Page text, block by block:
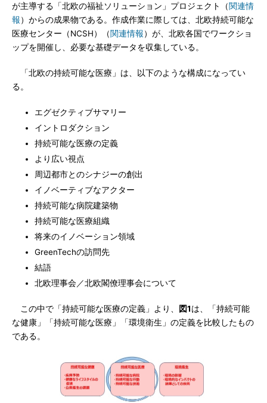
が主導する「北欧の福祉ソリューション」プロジェクト（関連情
報）からの成果物である。作成作業に際しては、北欧持続可能な
医療センター（NCSH）（関連情報）が、北欧各国でワークショ
ップを開催し、必要な基礎データを収集している。
「北欧の持続可能な医療」は、以下のような構成になってい
る。
エグゼクティブサマリー
イントロダクション
持続可能な医療の定義
より広い視点
周辺都市とのシナジーの創出
イノベーティブなアクター
持続可能な病院建築物
持続可能な医療組織
将来のイノベーション領域
GreenTechの訪問先
結語
北欧理事会／北欧閣僚理事会について
この中で「持続可能な医療の定義」より、 図1は、「持続可能
な健康」「持続可能な医療」「環境衛生」の定義を比較したもの
である。